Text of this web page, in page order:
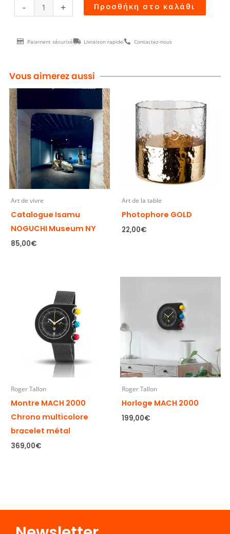
-
SENTOU
d'histoires
+ Προσθήκη στο καλάθι
Paiement sécurisé Livraison rapide Contactez-nous
Vous aimerez aussi
Art de vivre
Catalogue Isamu
NOGUCHI Museum NY
85,00€
Art de la table
Photophore GOLD
22,00€
Roger Tallon
Montre MACH 2000
Chrono multicolore
bracelet métal
369,00€
Roger Tallon
Horloge MACH 2000
199,00€